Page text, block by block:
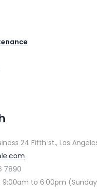
24 Fifth st., Los
7890
to 6:00pm